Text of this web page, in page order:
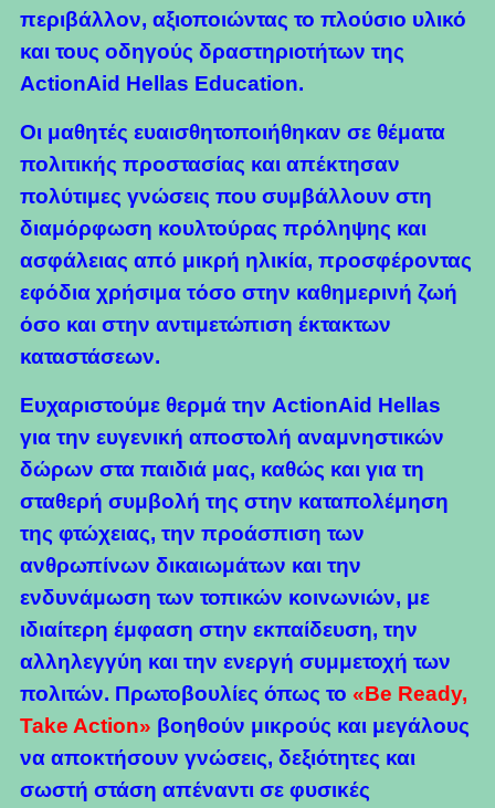
περιβάλλον, αξιοποιώντας το πλούσιο υλικό
και τους οδηγούς δραστηριοτήτων της
ActionAid Hellas Education.
Οι μαθητές ευαισθητοποιήθηκαν σε θέματα
πολιτικής προστασίας και απέκτησαν
πολύτιμες γνώσεις που συμβάλλουν στη
διαμόρφωση κουλτούρας πρόληψης και
ασφάλειας από μικρή ηλικία, προσφέροντας
εφόδια χρήσιμα τόσο στην καθημερινή ζωή
όσο και στην αντιμετώπιση έκτακτων
καταστάσεων.
Ευχαριστούμε θερμά την ActionAid Hellas
για την ευγενική αποστολή αναμνηστικών
δώρων στα παιδιά μας, καθώς και για τη
σταθερή συμβολή της στην καταπολέμηση
της φτώχειας, την προάσπιση των
ανθρωπίνων δικαιωμάτων και την
ενδυνάμωση των τοπικών κοινωνιών, με
ιδιαίτερη έμφαση στην εκπαίδευση, την
αλληλεγγύη και την ενεργή συμμετοχή των
πολιτών. Πρωτοβουλίες όπως το «Be Ready,
Take Action» βοηθούν μικρούς και μεγάλους
να αποκτήσουν γνώσεις, δεξιότητες και
σωστή στάση απέναντι σε φυσικές